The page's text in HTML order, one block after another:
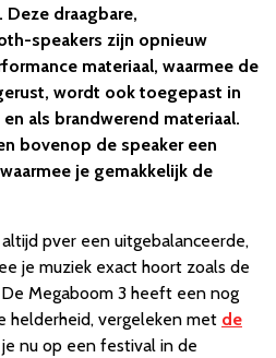
Deze draagbare,
speakers zijn opnieuw
materiaal, waarmee de
wordt ook toegepast in
als brandwerend materiaal.
bovenop de speaker een
je gemakkelijk de
pver een uitgebalanceerde,
je muziek exact hoort zoals de
Megaboom 3 heeft een nog
helderheid, vergeleken met de
nu op een festival in de